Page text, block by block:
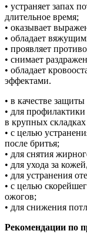
• устраняет запах
длительное время;
• оказывает
• обладает
• проявляет
• снимает
• обладает
эффектами.
• в качестве защиты
• для
в крупных
• с целью
после бритья;
• для снятия
• для ухода за
• для устранения
• с целью
ожогов;
• для снижения
Рекомендации по